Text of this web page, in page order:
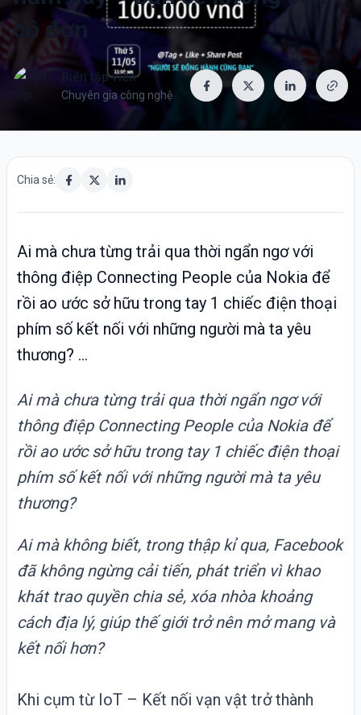
cô đơn
Biên tập viên
Chuyên gia công nghệ
Chia sẻ:
Ai mà chưa từng trải qua thời ngẩn ngơ với
thông điệp Connecting People của Nokia để
rồi ao ước sở hữu trong tay 1 chiếc điện thoại
phím số kết nối với những người mà ta yêu
thương? ...
Ai mà chưa từng trải qua thời ngẩn ngơ với
thông điệp Connecting People của Nokia để
rồi ao ước sở hữu trong tay 1 chiếc điện thoại
phím số kết nối với những người mà ta yêu
thương?
Ai mà không biết, trong thập kỉ qua, Facebook
đã không ngừng cải tiến, phát triển vì khao
khát trao quyền chia sẻ, xóa nhòa khoảng
cách địa lý, giúp thế giới trở nên mở mang và
kết nối hơn?
Khi cụm từ IoT – Kết nối vạn vật trở thành